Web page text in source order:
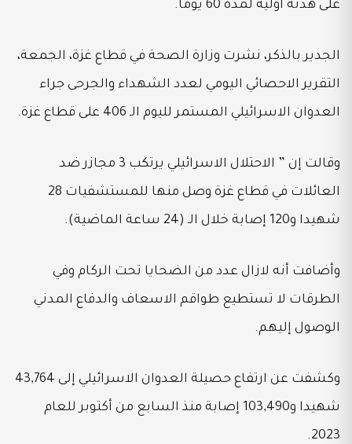
على هدنة أولية لمدة 60 يوما.
الجدير بالذكر، نشرت وزارة الصحة في قطاع غزة، الجمعة،
التقرير الاحصائي اليومي لعدد الشهداء والجرحى جراء
العدوان الاسرائيلي المستمر لليوم الـ 406 على قطاع غزة.
وقالت إن ” الاحتلال الاسرائيلي يرتكب 3 مجازر ضد
العائلات في قطاع غزة وصل منها للمستشفيات 28
شهيدا و120 إصابة خلال الـ (24 ساعة الماضية).
وأضافت أنه لازال عدد من الضحايا تحت الركام وفي
الطرقات لا تستطيع طواقم الاسعاف والدفاع المدني
الوصول إليهم.
وكشفت عن ارتفاع حصيلة العدوان الاسرائيلي إلى 43,764
شهيدا و103,490 إصابة منذ السابع من أكتوبر للعام
2023.